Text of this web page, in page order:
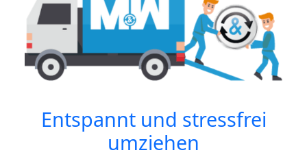
Entspannt und stressfrei
umziehen